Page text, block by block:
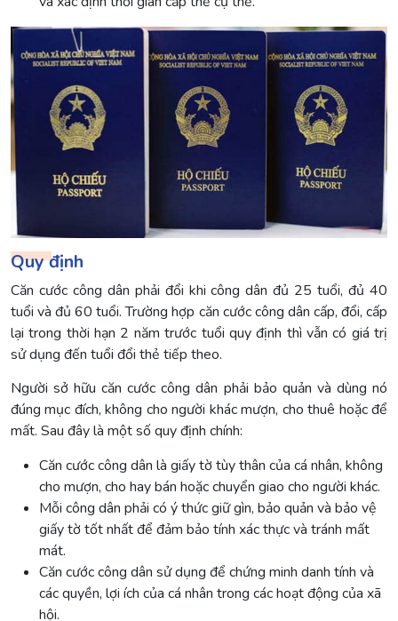
Quy định
Căn cước công dân phải đổi khi công dân đủ 25 tuổi, đủ 40
tuổi và đủ 60 tuổi. Trường hợp căn cước công dân cấp, đổi, cấp
lại trong thời hạn 2 năm trước tuổi quy định thì vẫn có giá trị
sử dụng đến tuổi đổi thẻ tiếp theo.
Người sở hữu căn cước công dân phải bảo quản và dùng nó
đúng mục đích, không cho người khác mượn, cho thuê hoặc để
mất. Sau đây là một số quy định chính:
Căn cước công dân là giấy tờ tùy thân của cá nhân, không
cho mượn, cho hay bán hoặc chuyển giao cho người khác.
Mỗi công dân phải có ý thức giữ gìn, bảo quản và bảo vệ
giấy tờ tốt nhất để đảm bảo tính xác thực và tránh mất
mát.
Căn cước công dân sử dụng để chứng minh danh tính và
các quyền, lợi ích của cá nhân trong các hoạt động của xã
hội.